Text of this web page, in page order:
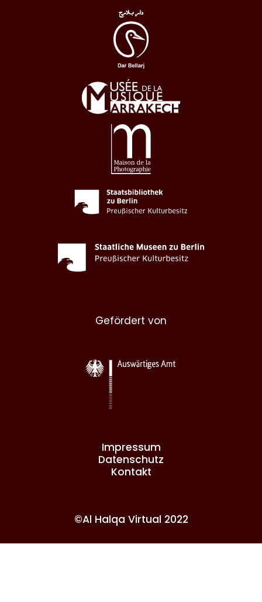
Gefördert von
Impressum
Datenschutz
Kontakt
©Al Halqa Virtual 2022